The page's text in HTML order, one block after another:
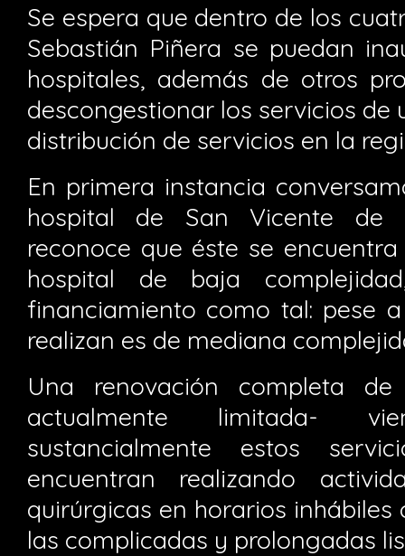
Se espera que dentro de los
Sebastián Piñera se puedan
hospitales, además de otros
descongestionar los servicios de
distribución de servicios en la
En primera instancia
hospital de San Vicente de
reconoce que éste se
hospital de baja
financiamiento como tal: pese
realizan es de mediana
Una renovación completa
actualmente limitada-
sustancialmente estos
encuentran realizando
quirúrgicas en horarios
las complicadas y prolongadas